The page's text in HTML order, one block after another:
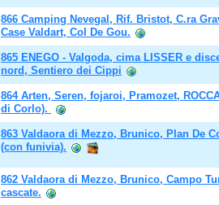
866 Camping Nevegal, Rif. Bristot, C.ra
Case Valdart, Col De Gou.
865 ENEGO - Valgoda, cima LISSER e
nord, Sentiero dei Cippi
864 Arten, Seren, fojaroi, Pramozet,
di Corlo).
863 Valdaora di Mezzo, Brunico, Plan De
(con funivia).
862 Valdaora di Mezzo, Brunico, Campo
cascate.